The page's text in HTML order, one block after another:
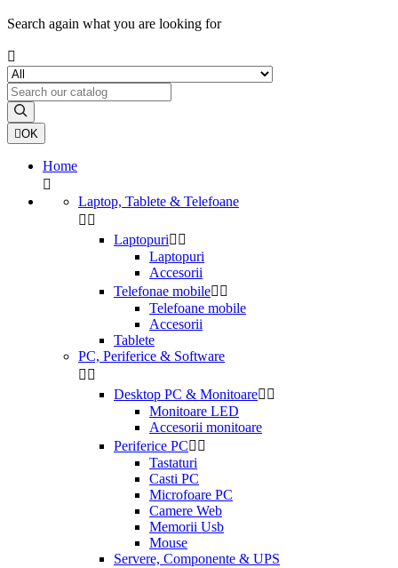
Search again what you are looking for

OK
Home

Laptop, Tablete & Telefoane
 
Laptopuri 
Laptopuri
Accesorii
Telefonae mobile 
Telefoane mobile
Accesorii
Tablete
PC, Periferice & Software
 
Desktop PC & Monitoare 
Monitoare LED
Accesorii monitoare
Periferice PC 
Tastaturi
Casti PC
Microfoare PC
Camere Web
Memorii Usb
Mouse
Servere, Componente & UPS